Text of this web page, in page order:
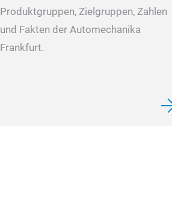
Produktgruppen, Zielgruppen, Zahlen
und Fakten der Automechanika
Frankfurt.